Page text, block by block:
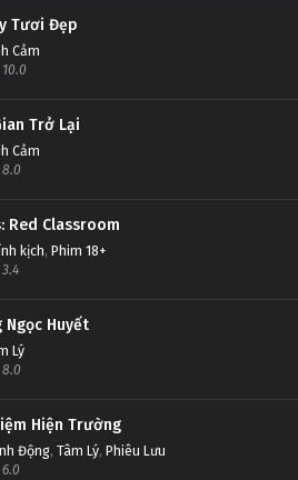
Tươi Đẹp
Cảm
10.0
Trở Lại
Cảm
8.0
Red Classroom
kịch, Phim 18+
3.4
Ngọc Huyết
Lý
8.0
Hiện Trường
Động, Tâm Lý, Phiêu Lưu
6.0